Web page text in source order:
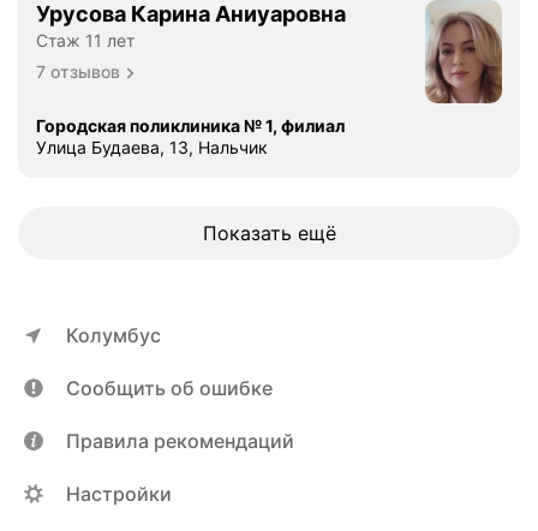
н
а
ч
н
а
с
р
т
р
Урусова Карина Аниуаровна
Стаж 11 лет
7 отзывов
Городская поликлиника № 1, филиал
Улица Будаева, 13, Нальчик
Показать ещё
Колумбус
Сообщить об ошибке
Правила рекомендаций
Настройки